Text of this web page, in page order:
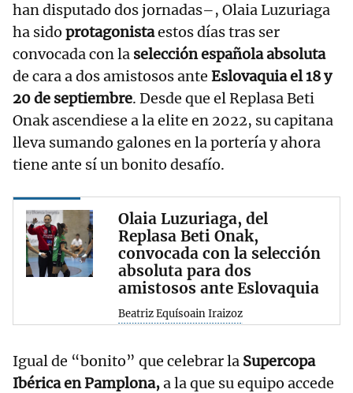
han disputado dos jornadas–, Olaia Luzuriaga
ha sido protagonistaestos días tras ser
convocada con la selección española absoluta
de cara a dos amistosos ante Eslovaquia el 18 y
20 de septiembre. Desde que el Replasa Beti
Onak ascendiese a la elite en 2022, su capitana
lleva sumando galones en la portería y ahora
tiene ante sí un bonito desafío.
Olaia Luzuriaga, del
Replasa Beti Onak,
convocada con la selección
absoluta para dos
amistosos ante Eslovaquia
Beatriz Equísoain Iraizoz
Igual de “bonito” que celebrar la Supercopa
Ibérica en Pamplona,a la que su equipo accede